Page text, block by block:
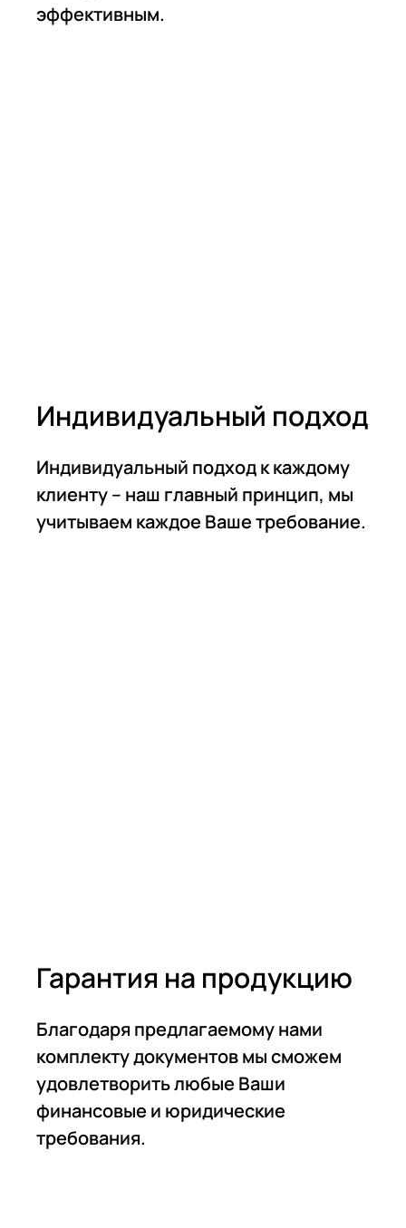
эффективным.
Индивидуальный подход
Индивидуальный подход к каждому
клиенту – наш главный принцип, мы
учитываем каждое Ваше требование.
Гарантия на продукцию
Благодаря предлагаемому нами
комплекту документов мы сможем
удовлетворить любые Ваши
финансовые и юридические
требования.